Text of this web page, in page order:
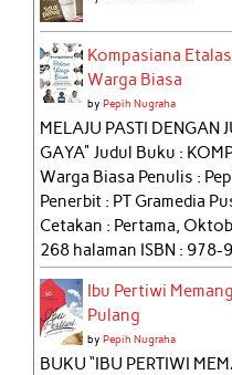
Kompasiana
Warga Biasa
byPepih Nugraha
MELAJU PASTI DENGAN
GAYA" Judul Buku :
Warga Biasa Penulis :
Penerbit : PT Gramedia
Cetakan : Pertama,
268 halaman ISBN :
Ibu Pertiwi
Pulang
byPepih Nugraha
BUKU “IBU PERTIWI